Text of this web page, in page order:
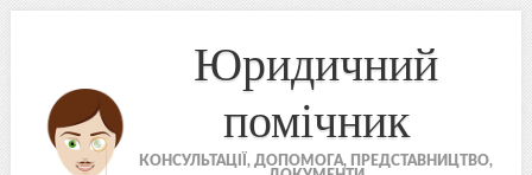
Юридичний
помічник
КОНСУЛЬТАЦІЇ, ДОПОМОГА, ПРЕДСТАВНИЦТВО,